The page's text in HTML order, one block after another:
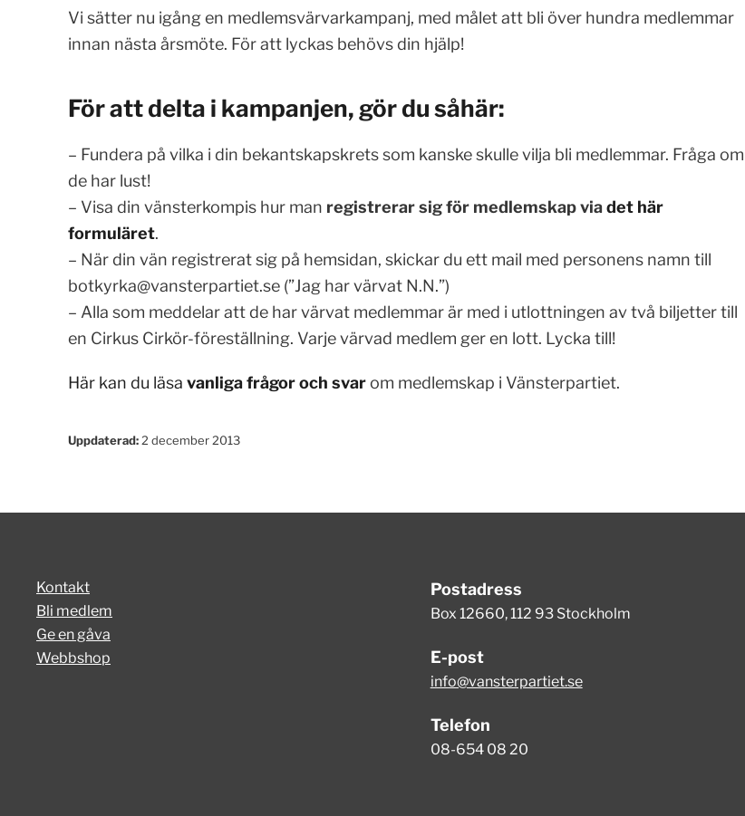
Vi sätter nu igång en medlemsvärvarkampanj, med målet att bli över hundra medlemmar
innan nästa årsmöte. För att lyckas behövs din hjälp!
För att delta i kampanjen, gör du såhär:
– Fundera på vilka i din bekantskapskrets som kanske skulle vilja bli medlemmar. Fråga om
de har lust!
– Visa din vänsterkompis hur man registrerar sig för medlemskap viadet här
formuläret.
– När din vän registrerat sig på hemsidan, skickar du ett mail med personens namn till
botkyrka@vansterpartiet.se(”Jag har värvat N.N.”)
– Alla som meddelar att de har värvat medlemmar är med i utlottningen av två biljetter till
en Cirkus Cirkör-föreställning. Varje värvad medlem ger en lott. Lycka till!
Här kan du läsa vanliga frågor och svarom medlemskap i Vänsterpartiet.
Uppdaterad:2 december 2013
Kontakt
Bli medlem
Ge en gåva
Webbshop
Postadress
Box 12660, 112 93 Stockholm
E-post
info@vansterpartiet.se
Telefon
08-654 08 20